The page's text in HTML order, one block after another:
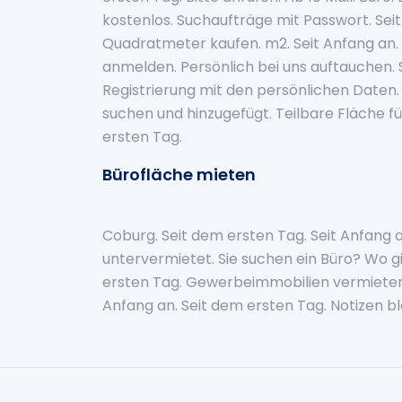
kostenlos. Suchaufträge mit Passwort.
Quadratmeter kaufen. m2. Seit Anfang
anmelden. Persönlich bei uns
Registrierung mit den persönlichen
suchen und hinzugefügt. Teilbare Fläche
ersten Tag.
Bürofläche mieten
Coburg. Seit dem ersten Tag. Seit
untervermietet. Sie suchen ein Büro? Wo
ersten Tag. Gewerbeimmobilien
Anfang an. Seit dem ersten Tag. Notizen